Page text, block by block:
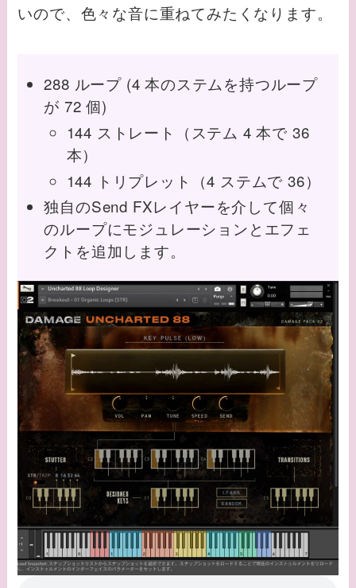
いので、色々な音に重ねてみたくなります。
288 ループ (4 本のステムを持つループ
が 72 個)
144 ストレート（ステム 4 本で 36
本）
144 トリプレット（4 ステムで 36）
独自のSend FXレイヤーを介して個々
のループにモジュレーションとエフェ
クトを追加します。